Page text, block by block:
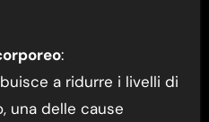
:
a ridurre i livelli di
una delle cause